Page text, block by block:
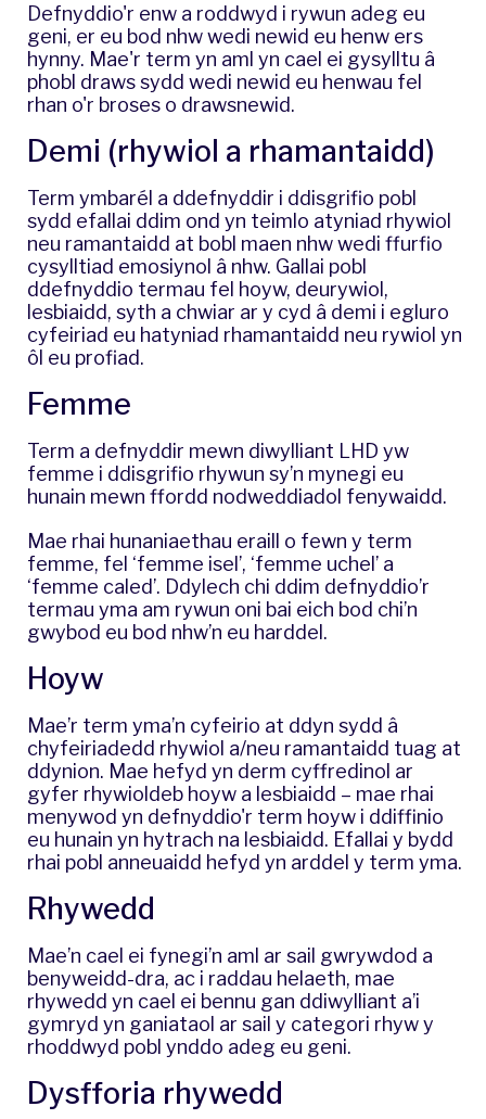
Defnyddio'r enw a roddwyd i rywun adeg eu
geni, er eu bod nhw wedi newid eu henw ers
hynny. Mae'r term yn aml yn cael ei gysylltu â
phobl draws sydd wedi newid eu henwau fel
rhan o'r broses o drawsnewid.
Demi (rhywiol a rhamantaidd)
Term ymbarél a ddefnyddir i ddisgrifio pobl
sydd efallai ddim ond yn teimlo atyniad rhywiol
neu ramantaidd at bobl maen nhw wedi ffurfio
cysylltiad emosiynol â nhw. Gallai pobl
ddefnyddio termau fel hoyw, deurywiol,
lesbiaidd, syth a chwiar ar y cyd â demi i egluro
cyfeiriad eu hatyniad rhamantaidd neu rywiol yn
ôl eu profiad.
Femme
Term a defnyddir mewn diwylliant LHD yw
femme i ddisgrifio rhywun sy’n mynegi eu
hunain mewn ffordd nodweddiadol fenywaidd.
Mae rhai hunaniaethau eraill o fewn y term
femme, fel ‘femme isel’, ‘femme uchel’ a
‘femme caled’. Ddylech chi ddim defnyddio’r
termau yma am rywun oni bai eich bod chi’n
gwybod eu bod nhw’n eu harddel.
Hoyw
Mae’r term yma’n cyfeirio at ddyn sydd â
chyfeiriadedd rhywiol a/neu ramantaidd tuag at
ddynion. Mae hefyd yn derm cyffredinol ar
gyfer rhywioldeb hoyw a lesbiaidd – mae rhai
menywod yn defnyddio'r term hoyw i ddiffinio
eu hunain yn hytrach na lesbiaidd. Efallai y bydd
rhai pobl anneuaidd hefyd yn arddel y term yma.
Rhywedd
​Mae’n cael ei fynegi’n aml ar sail gwrywdod a
benyweidd-dra, ac i raddau helaeth, mae
rhywedd yn cael ei bennu gan ddiwylliant a’i
gymryd yn ganiataol ar sail y categori rhyw y
rhoddwyd pobl ynddo adeg eu geni.
Dysfforia rhywedd